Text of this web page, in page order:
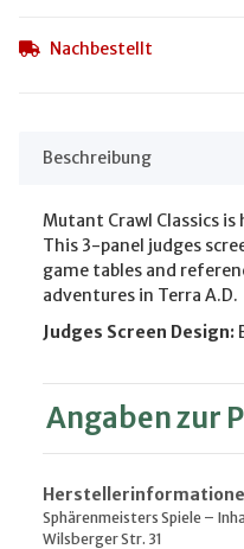
Nachbestellt
Beschreibung
Mutant Crawl Classics is
This 3-panel judges
game tables and
adventures in Terra A.D.
Judges Screen Design:
Angaben zur
Sphärenmeisters Spiele –
Wilsberger Str. 31